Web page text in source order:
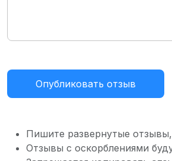
Опубликовать отзыв
Пишите развернутые
Отзывы с оскорблениями